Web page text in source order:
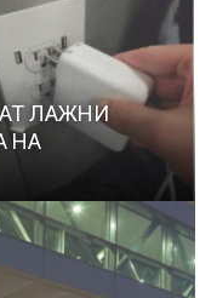
ЛАЖНИ
НА